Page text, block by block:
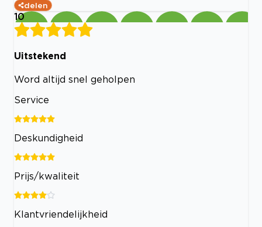
delen
10
Uitstekend
Word altijd snel geholpen
Service
Deskundigheid
Prijs/kwaliteit
Klantvriendelijkheid